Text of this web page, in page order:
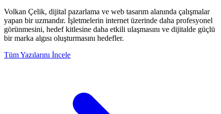
Volkan Çelik, dijital pazarlama ve web tasarım alanında çalışmalar
yapan bir uzmandır. İşletmelerin internet üzerinde daha profesyonel
görünmesini, hedef kitlesine daha etkili ulaşmasını ve dijitalde güçlü
bir marka algısı oluşturmasını hedefler.
Tüm Yazılarını İncele